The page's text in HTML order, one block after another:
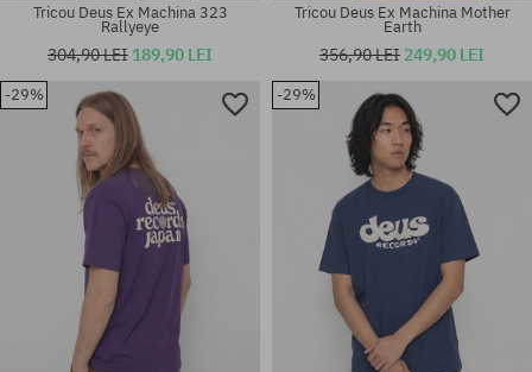
Mărimi existente:
Mărimi existente:
Tricou Deus Ex Machina 323
Rallyeye
304,90 LEI 189,90 LEI
Tricou Deus Ex Machina Mother
Earth
356,90 LEI 249,90 LEI
-29% -29%